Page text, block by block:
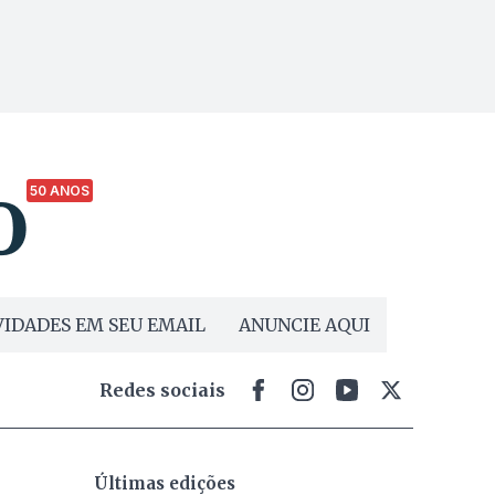
50 ANOS
EM SEU EMAIL ANUNCIE AQUI
Redes sociais
Últimas edições